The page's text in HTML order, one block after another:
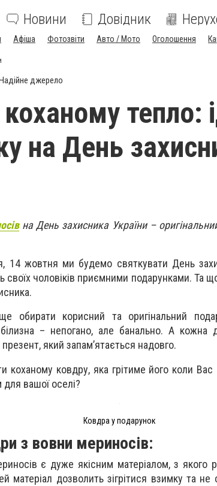
Новини Довідник
Афіша Фотозвіти Авто / Мото Оголошення
джерело
тепло:
на День
на День захисника України –
14 жовтня ми будемо святкувати День
своїх чоловіків приємними подарунками. Та
обирати корисний та оригінальний
– непогано, але банально. А кожна
який запам’ятається надовго.
коханому ковдру, яка грітиме його коли
вашої оселі?
Ковдра у подарунок
з вовни мериносів:
є дуже якісним матеріалом, з якого
матеріал дозволить зігрітися взимку та не